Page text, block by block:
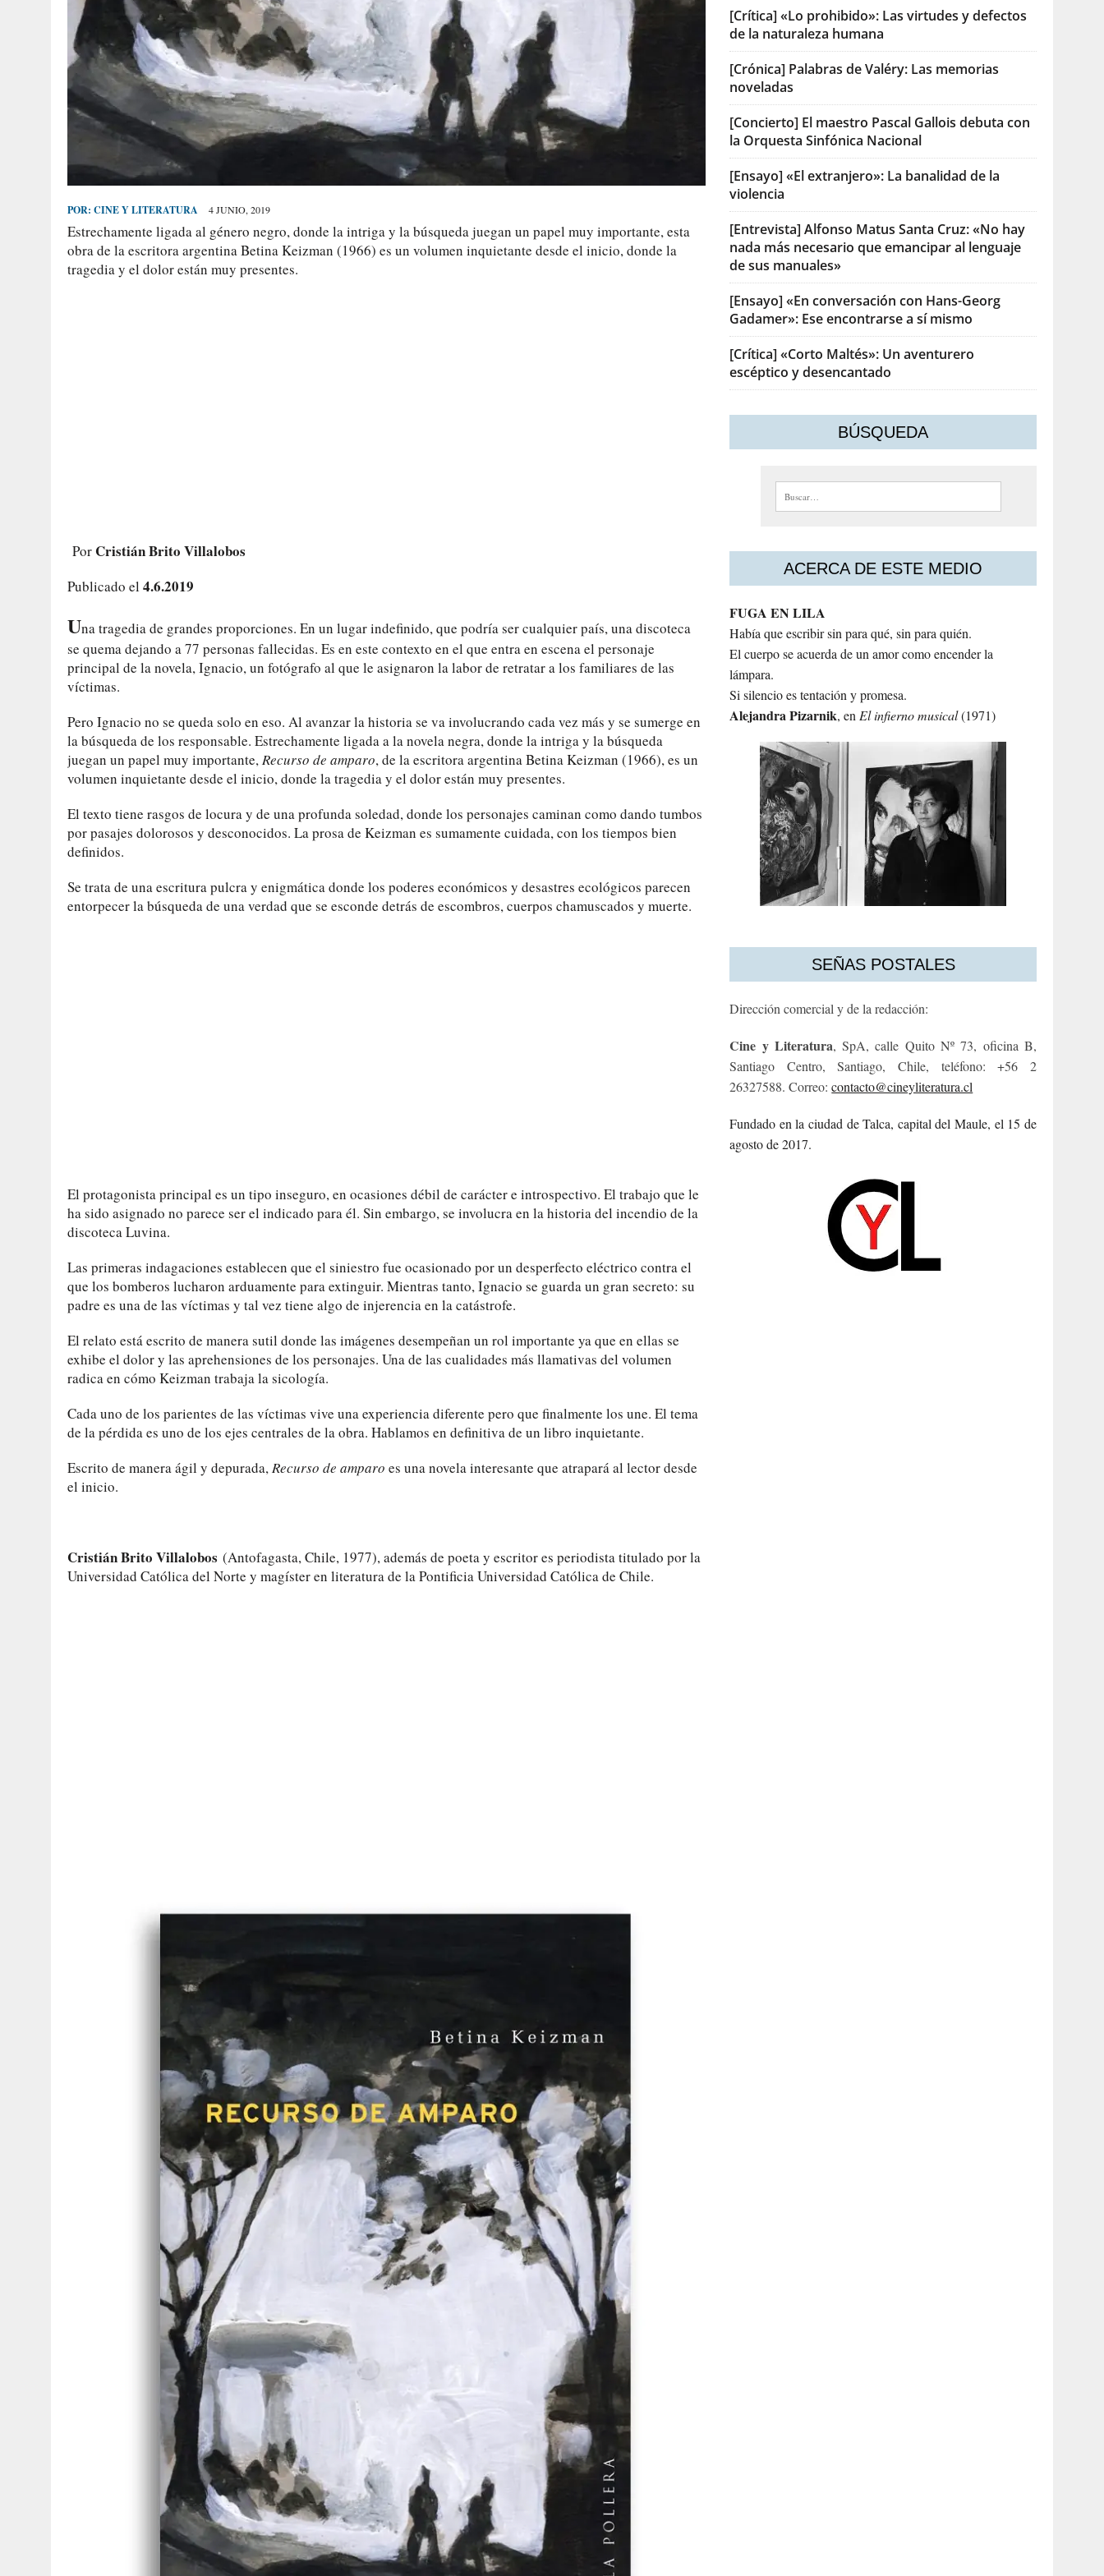
POR: CINE Y LITERATURA 4 JUNIO, 2019
Estrechamente ligada al género negro, donde la intriga y la búsqueda juegan un papel muy importante, esta
obra de la escritora argentina Betina Keizman (1966) es un volumen inquietante desde el inicio, donde la
tragedia y el dolor están muy presentes.
Por Cristián Brito Villalobos
Publicado el 4.6.2019
Una tragedia de grandes proporciones. En un lugar indefinido, que podría ser cualquier país, una discoteca
se quema dejando a 77 personas fallecidas. Es en este contexto en el que entra en escena el personaje
principal de la novela, Ignacio, un fotógrafo al que le asignaron la labor de retratar a los familiares de las
víctimas.
Pero Ignacio no se queda solo en eso. Al avanzar la historia se va involucrando cada vez más y se sumerge en
la búsqueda de los responsable. Estrechamente ligada a la novela negra, donde la intriga y la búsqueda
juegan un papel muy importante,Recurso de amparo, de la escritora argentina Betina Keizman (1966), es un
volumen inquietante desde el inicio, donde la tragedia y el dolor están muy presentes.
El texto tiene rasgos de locura y de una profunda soledad, donde los personajes caminan como dando tumbos
por pasajes dolorosos y desconocidos. La prosa de Keizman es sumamente cuidada, con los tiempos bien
definidos.
Se trata de una escritura pulcra y enigmática donde los poderes económicos y desastres ecológicos parecen
entorpecer la búsqueda de una verdad que se esconde detrás de escombros, cuerpos chamuscados y muerte.
El protagonista principal es un tipo inseguro, en ocasiones débil de carácter e introspectivo. El trabajo que le
ha sido asignado no parece ser el indicado para él. Sin embargo, se involucra en la historia del incendio de la
discoteca Luvina.
Las primeras indagaciones establecen que el siniestro fue ocasionado por un desperfecto eléctrico contra el
que los bomberos lucharon arduamente para extinguir. Mientras tanto, Ignacio se guarda un gran secreto: su
padre es una de las víctimas y tal vez tiene algo de injerencia en la catástrofe.
El relato está escrito de manera sutil donde las imágenes desempeñan un rol importante ya que en ellas se
exhibe el dolor y las aprehensiones de los personajes. Una de las cualidades más llamativas del volumen
radica en cómo Keizman trabaja la sicología.
Cada uno de los parientes de las víctimas vive una experiencia diferente pero que finalmente los une. El tema
de la pérdida es uno de los ejes centrales de la obra. Hablamos en definitiva de un libro inquietante.
Escrito de manera ágil y depurada,Recurso de amparo es una novela interesante que atrapará al lector desde
el inicio.
Cristián Brito Villalobos (Antofagasta, Chile, 1977), además de poeta y escritor es periodista titulado por la
Universidad Católica del Norte y magíster en literatura de la Pontificia Universidad Católica de Chile.
[Crítica] «Lo prohibido»: Las virtudes y defectos
de la naturaleza humana
[Crónica] Palabras de Valéry: Las memorias
noveladas
[Concierto] El maestro Pascal Gallois debuta con
la Orquesta Sinfónica Nacional
[Ensayo] «El extranjero»: La banalidad de la
violencia
[Entrevista] Alfonso Matus Santa Cruz: «No hay
nada más necesario que emancipar al lenguaje
de sus manuales»
[Ensayo] «En conversación con Hans-Georg
Gadamer»: Ese encontrarse a sí mismo
[Crítica] «Corto Maltés»: Un aventurero
escéptico y desencantado
BÚSQUEDA
Buscar:
ACERCA DE ESTE MEDIO
FUGA EN LILA
Había que escribir sin para qué, sin para quién.
El cuerpo se acuerda de un amor como encender la
lámpara.
Si silencio es tentación y promesa.
AlejandraPizarnik, enEl infierno musical(1971)
SEÑAS POSTALES
Dirección comercial y de la redacción:
Cine y Literatura, SpA, calle Quito Nº 73, oficina B,
Santiago Centro, Santiago, Chile, teléfono: +56 2
26327588. Correo:contacto@cineyliteratura.cl
Fundado en la ciudad de Talca, capital del Maule, el 15 de
agosto de 2017.